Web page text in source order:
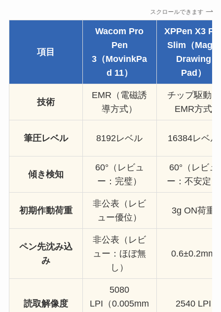
スクロールできます
項目
Wacom Pro
Pen
3（MovinkPa
d 11）
XPPen X3
Slim（Magic
Drawing
Pad）
技術
EMR（電磁誘
導方式）
チップ駆動 &
EMR方式
筆圧レベル 8192レベル 16384レベル
傾き検知
60°（レビュ
ー：完璧）
60°（レビュ
ー：不安定）
初期作動荷重
非公表（レビ
ュー優位）
3g ON荷重
ペン先沈み込
み
非公表（レビ
ュー：ほぼ無
し）
0.6±0.2mm
読取解像度
5080
LPI（0.005mm
2540 LPI